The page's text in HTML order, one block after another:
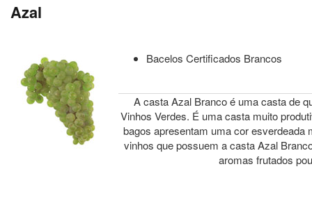
Azal
Bacelos Certificados Brancos
A casta Azal Branco é uma casta de
Vinhos Verdes. É uma casta muito
bagos apresentam uma cor esverdeada
vinhos que possuem a casta Azal
aromas frutados